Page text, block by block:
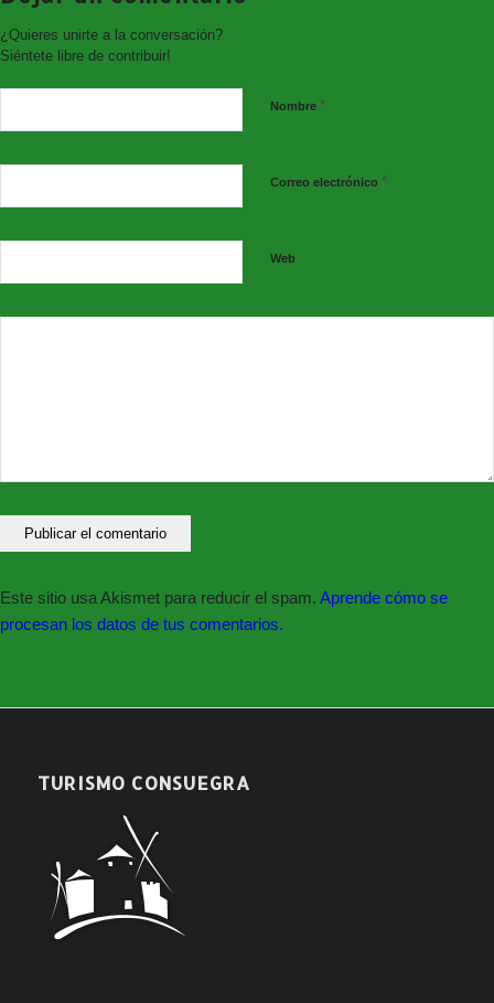
Síguenos en nuestras redes sociales:
¿Quieres unirte a la conversación?
Siéntete libre de contribuir!
Nombre *
Correo electrónico *
Web
Este sitio usa Akismet para reducir el spam. Aprende cómo se
procesan los datos de tus comentarios.
TURISMO CONSUEGRA